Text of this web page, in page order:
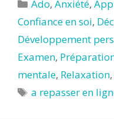
Ado,Anxiété,
Confiance en soi,
Développement
Examen,
mentale, Relaxation,
Étiquettes
a repasser en